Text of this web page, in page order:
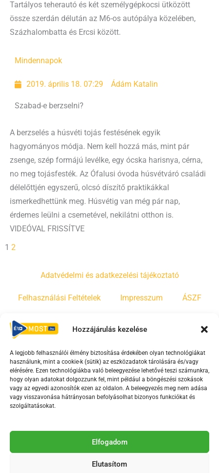
Hozzájárulás kezelése
A legjobb felhasználói élmény biztosítása érdekében olyan technológiákat
használunk, mint a cookie-k (sütik) az eszközadatok tárolására és/vagy
elérésére. Ezen technológiákba való beleegyezése lehetővé teszi számunkra,
hogy olyan adatokat dolgozzunk fel, mint például a böngészési szokások
vagy az egyedi azonosítók ezen az oldalon. A beleegyezés meg nem adása
vagy visszavonása hátrányosan befolyásolhat bizonyos funkciókat és
szolgáltatásokat.
Elfogadom
Elutasítom
Tartályos teherautó és két személygépkocsi ütközött
össze szerdán délután az M6-os autópálya közelében,
Százhalombatta és Ercsi között.
Mindennapok
2019. április 18. 07:29 Ádám Katalin
Szabad-e berzselni?
A berzselés a húsvéti tojás festésének egyik
hagyományos módja. Nem kell hozzá más, mint pár
zsenge, szép formájú levélke, egy ócska harisnya, cérna,
no meg tojásfesték. Az Ófalusi óvoda húsvétváró családi
délelőttjén egyszerű, olcsó díszítő praktikákkal
ismerkedhettünk meg. Húsvétig van még pár nap,
érdemes leülni a csemetével, nekilátni otthon is.
VIDEÓVAL FRISSÍTVE
1 2
Adatvédelmi és adatkezelési tájékoztató
Felhasználási Feltételek Impresszum ÁSZF
Irányelvek
F
a
c
e
b
o
-
Y
o
u
t
u
e
s
T
i
k
t
Az Érd Média médiaszolgáltatási tevékenységét a
Médiatanács a Magyar Média Mecenatúra program